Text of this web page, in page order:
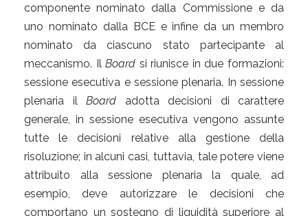
componente nominato dalla Commissione e da
uno nominato dalla BCE e infine da un membro
nominato da ciascuno stato partecipante al
meccanismo. IlBoard si riunisce in due formazioni:
sessione esecutiva e sessione plenaria. In sessione
plenaria il Board adotta decisioni di carattere
generale, in sessione esecutiva vengono assunte
tutte le decisioni relative alla gestione della
risoluzione; in alcuni casi, tuttavia, tale potere viene
attribuito alla sessione plenaria la quale, ad
esempio, deve autorizzare le decisioni che
comportano un sostegno di liquidità superiore al